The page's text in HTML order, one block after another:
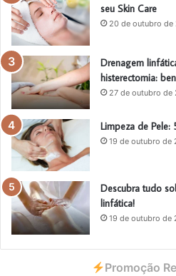
seu Skin Care
20 de outubro de
Drenagem
histerectomia:
27 de outubro de
Limpeza de
19 de outubro de
Descubra tudo
linfática!
19 de outubro de
Promoção